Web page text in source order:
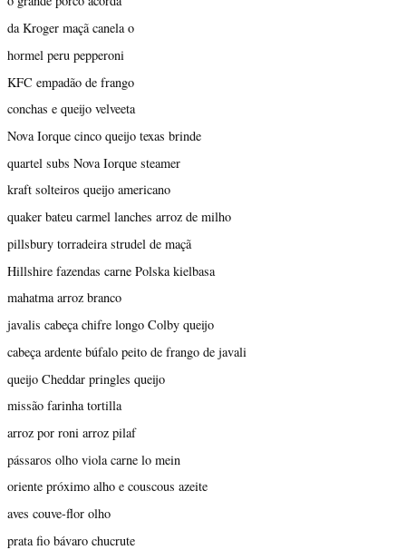
da Kroger maçã canela o
hormel peru pepperoni
KFC empadão de frango
conchas e queijo velveeta
Nova Iorque cinco queijo texas brinde
quartel subs Nova Iorque steamer
kraft solteiros queijo americano
quaker bateu carmel lanches arroz de milho
pillsbury torradeira strudel de maçã
Hillshire fazendas carne Polska kielbasa
mahatma arroz branco
javalis cabeça chifre longo Colby queijo
cabeça ardente búfalo peito de frango de javali
queijo Cheddar pringles queijo
missão farinha tortilla
arroz por roni arroz pilaf
pássaros olho viola carne lo mein
oriente próximo alho e couscous azeite
aves couve-flor olho
prata fio bávaro chucrute